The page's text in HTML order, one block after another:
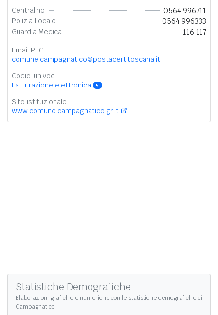
Centralino 0564 996711
Polizia Locale 0564 996333
Guardia Medica 116 117
Email PEC
comune.campagnatico@postacert.toscana.it
Codici univoci
Fatturazione elettronica
5
Sito istituzionale
www.comune.campagnatico.gr.it
Statistiche Demografiche
Elaborazioni grafiche e numeriche con le statistiche demografiche di
Campagnatico